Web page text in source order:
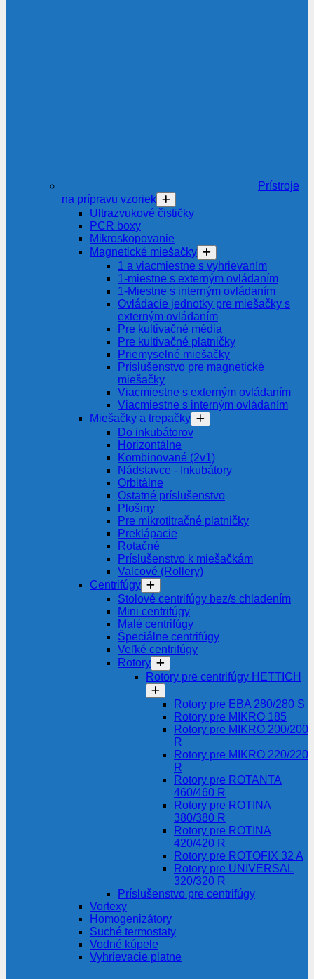
Prístroje
na prípravu vzoriek
Ultrazvukové čističky
PCR boxy
Mikroskopovanie
Magnetické miešačky
1 a viacmiestne s vyhrievaním
1-miestne s externým ovládaním
1-Miestne s interným ovládaním
Ovládacie jednotky pre miešačky s
externým ovládaním
Pre kultivačné média
Pre kultivačné platničky
Priemyselné miešačky
Príslušenstvo pre magnetické
miešačky
Viacmiestne s externým ovládaním
Viacmiestne s interným ovládaním
Miešačky a trepačky
Do inkubátorov
Horizontálne
Kombinované (2v1)
Nádstavce - Inkubátory
Orbitálne
Ostatné príslušenstvo
Plošiny
Pre mikrotitračné platničky
Preklápacie
Rotačné
Príslušenstvo k miešačkám
Valcové (Rollery)
Centrifúgy
Stolové centrifúgy bez/s chladením
Mini centrifúgy
Malé centrifúgy
Špeciálne centrifúgy
Veľké centrifúgy
Rotory
Rotory pre centrifúgy HETTICH
Rotory pre EBA 280/280 S
Rotory pre MIKRO 185
Rotory pre MIKRO 200/200
R
Rotory pre MIKRO 220/220
R
Rotory pre ROTANTA
460/460 R
Rotory pre ROTINA
380/380 R
Rotory pre ROTINA
420/420 R
Rotory pre ROTOFIX 32 A
Rotory pre UNIVERSAL
320/320 R
Príslušenstvo pre centrifúgy
Vortexy
Homogenizátory
Suché termostaty
Vodné kúpele
Vyhrievacie platne